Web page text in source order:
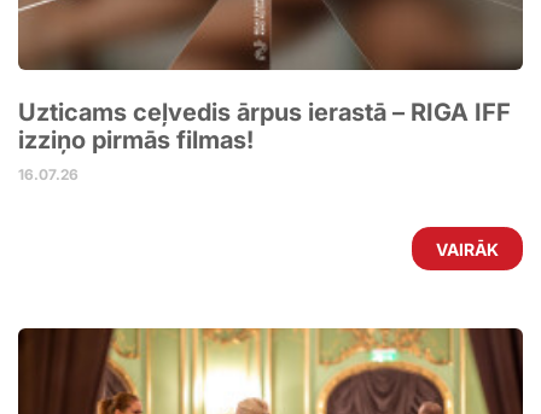
Uzticams ceļvedis ārpus ierastā – RIGA IFF
izziņo pirmās filmas!
16.07.26
VAIRĀK